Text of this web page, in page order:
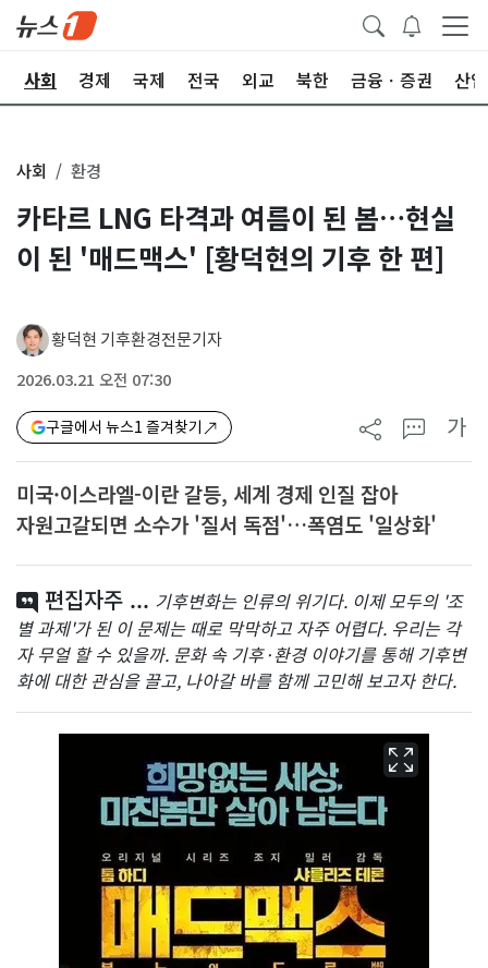
사회 경제 국제 전국 외교 북한 금융ㆍ증권 산업
사회 환경
카타르 LNG 타격과 여름이 된 봄…현실
이 된 '매드맥스' [황덕현의 기후 한 편]
황덕현 기후환경전문기자
2026.03.21 오전 07:30
구글에서 뉴스1 즐겨찾기 가
미국·이스라엘-이란 갈등, 세계 경제 인질 잡아
자원고갈되면 소수가 '질서 독점'…폭염도 '일상화'
편집자주 ... 기후변화는 인류의 위기다. 이제 모두의 '조
별 과제'가 된 이 문제는 때로 막막하고 자주 어렵다. 우리는 각
자 무얼 할 수 있을까. 문화 속 기후·환경 이야기를 통해 기후변
화에 대한 관심을 끌고, 나아갈 바를 함께 고민해 보고자 한다.